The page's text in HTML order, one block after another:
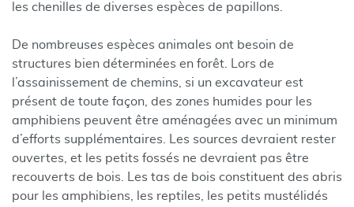
les chenilles de diverses espèces de papillons.
De nombreuses espèces animales ont besoin de
structures bien déterminées en forêt. Lors de
l’assainissement de chemins, si un excavateur est
présent de toute façon, des zones humides pour les
amphibiens peuvent être aménagées avec un minimum
d’efforts supplémentaires. Les sources devraient rester
ouvertes, et les petits fossés ne devraient pas être
recouverts de bois. Les tas de bois constituent des abris
pour les amphibiens, les reptiles, les petits mustélidés